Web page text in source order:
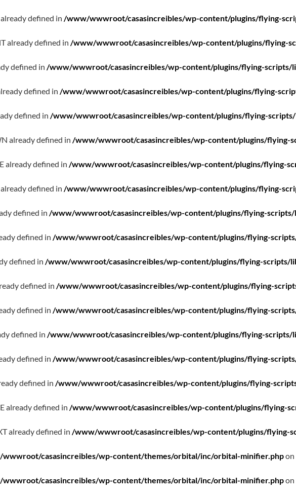
defined in /www/wwwroot/casasincreibles/wp-content/plugins/flying-
already defined in /www/wwwroot/casasincreibles/wp-content/plugins/flying-
defined in /www/wwwroot/casasincreibles/wp-content/plugins/flying-scripts/
defined in /www/wwwroot/casasincreibles/wp-content/plugins/flying-
defined in /www/wwwroot/casasincreibles/wp-content/plugins/flying-
already defined in /www/wwwroot/casasincreibles/wp-content/plugins/flying-
already defined in /www/wwwroot/casasincreibles/wp-content/plugins/flying-
defined in /www/wwwroot/casasincreibles/wp-content/plugins/flying-
defined in /www/wwwroot/casasincreibles/wp-content/plugins/flying-scripts/
defined in /www/wwwroot/casasincreibles/wp-content/plugins/flying-
defined in /www/wwwroot/casasincreibles/wp-content/plugins/flying-scripts/
defined in /www/wwwroot/casasincreibles/wp-content/plugins/flying-
defined in /www/wwwroot/casasincreibles/wp-content/plugins/flying-
defined in /www/wwwroot/casasincreibles/wp-content/plugins/flying-scripts/
defined in /www/wwwroot/casasincreibles/wp-content/plugins/flying-
defined in /www/wwwroot/casasincreibles/wp-content/plugins/flying-
already defined in /www/wwwroot/casasincreibles/wp-content/plugins/flying-
already defined in /www/wwwroot/casasincreibles/wp-content/plugins/flying-
casasincreibles/wp-content/themes/orbital/inc/orbital-minifier.php
casasincreibles/wp-content/themes/orbital/inc/orbital-minifier.php